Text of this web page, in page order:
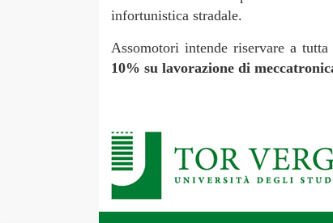
infortunistica stradale.
Assomotori intende riservare a
10% su lavorazione di